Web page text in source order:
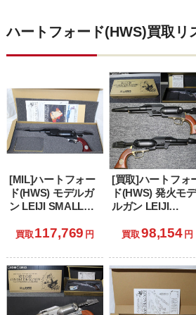
ハートフォード(HWS)買取リ
[MIL]ハートフォー
ド(HWS) モデルガ
ン LEIJI SMALL
COLLECTION 戦士
グーン シリアルナ
ンバー2:クイーン・
エメラルダスモデ
ル
買取 117,769 円
[買取]ハートフォ
ド(HWS) 発火モデ
ルガン LEIJI
COLLECTION ♯3
ドラグーン 星野
郎モデル
買取 98,154 円